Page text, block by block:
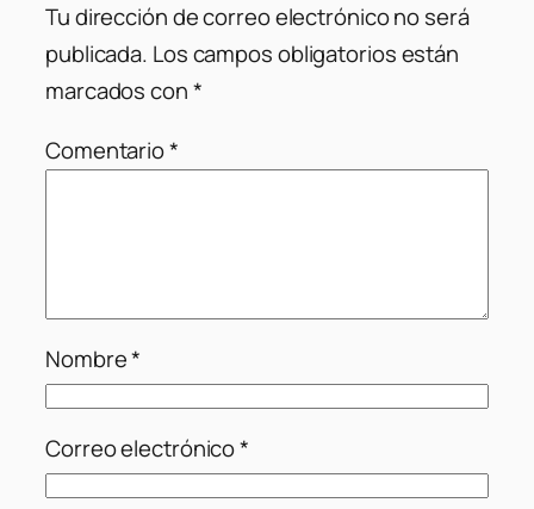
Tu dirección de correo electrónico no será
publicada. Los campos obligatorios están
marcados con*
Comentario*
Nombre*
Correo electrónico*